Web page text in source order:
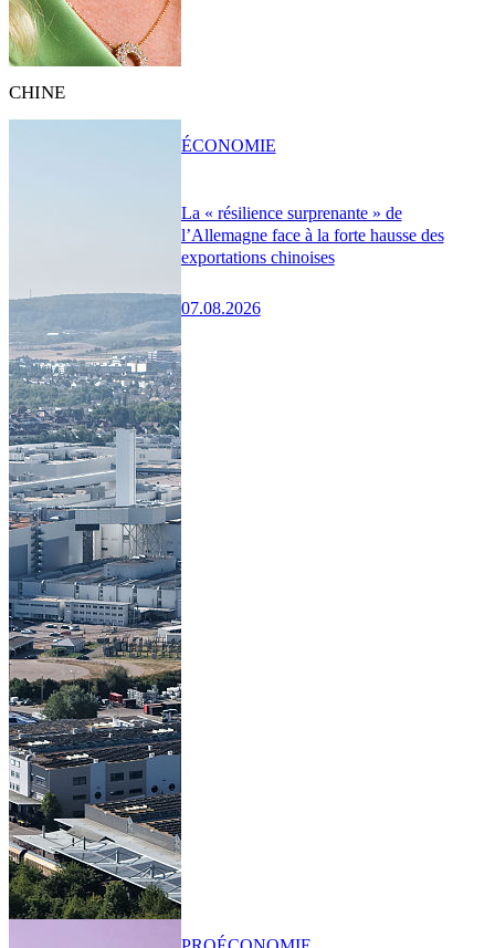
CHINE
La « résilience surprenante » de
l’Allemagne face à la forte hausse des
exportations chinoises
07.08.2026
ÉCONOMIE